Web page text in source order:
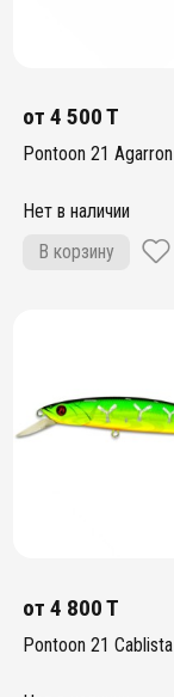
от4 500 T
Pontoon 21 Agarron
Нет в наличии
В корзину
от4 800 T
Pontoon 21 Cablista